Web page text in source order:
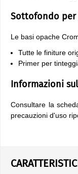
Sottofondo per
Le basi opache
Tutte le finiture
Primer per
Informazioni
Consultare la
precauzioni d'uso